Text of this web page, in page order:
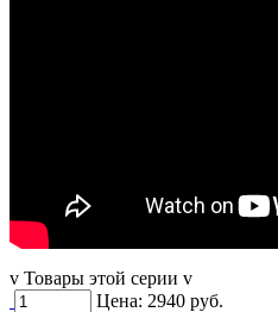
v Товары этой серии v
Цена: 2940 руб.